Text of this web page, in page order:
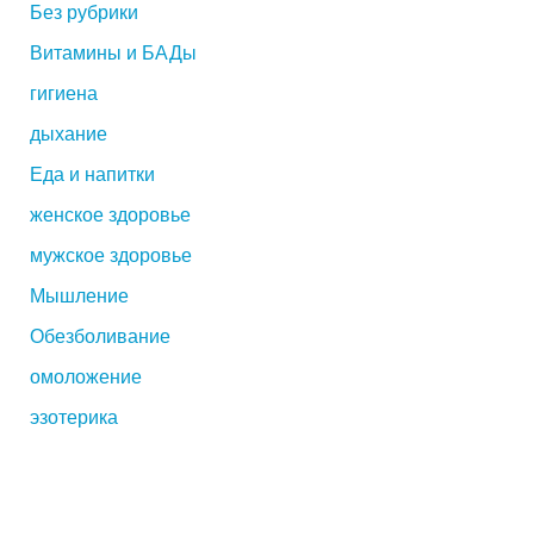
Без рубрики
Витамины и БАДы
гигиена
дыхание
Еда и напитки
женское здоровье
мужское здоровье
Мышление
Обезболивание
омоложение
эзотерика